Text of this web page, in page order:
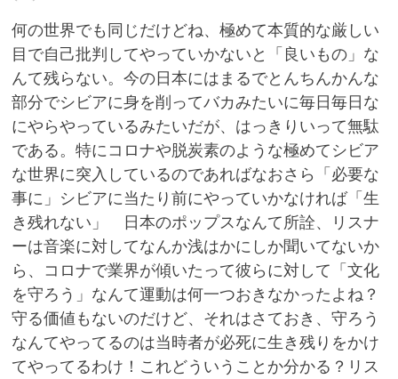
何の世界でも同じだけどね、極めて本質的な厳しい
目で自己批判してやっていかないと「良いもの」な
んて残らない。今の日本にはまるでとんちんかんな
部分でシビアに身を削ってバカみたいに毎日毎日な
にやらやっているみたいだが、はっきりいって無駄
である。特にコロナや脱炭素のような極めてシビア
な世界に突入しているのであればなおさら「必要な
事に」シビアに当たり前にやっていかなければ「生
き残れない」 日本のポップスなんて所詮、リスナ
ーは音楽に対してなんか浅はかにしか聞いてないか
ら、コロナで業界が傾いたって彼らに対して「文化
を守ろう」なんて運動は何一つおきなかったよね？
守る価値もないのだけど、それはさておき、守ろう
なんてやってるのは当時者が必死に生き残りをかけ
てやってるわけ！これどういうことか分かる？リス